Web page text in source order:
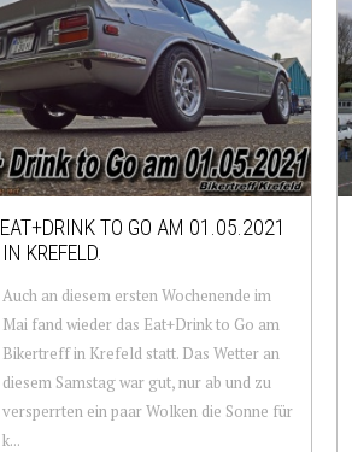
EAT+DRINK TO GO AM 01.05.2021
IN KREFELD.
Auch an diesem ersten Wochenende im
Mai fand wieder das Eat+Drink to Go am
Bikertreff in Krefeld statt. Das Wetter an
diesem Samstag war gut, nur ab und zu
versperrten ein paar Wolken die Sonne für
k...